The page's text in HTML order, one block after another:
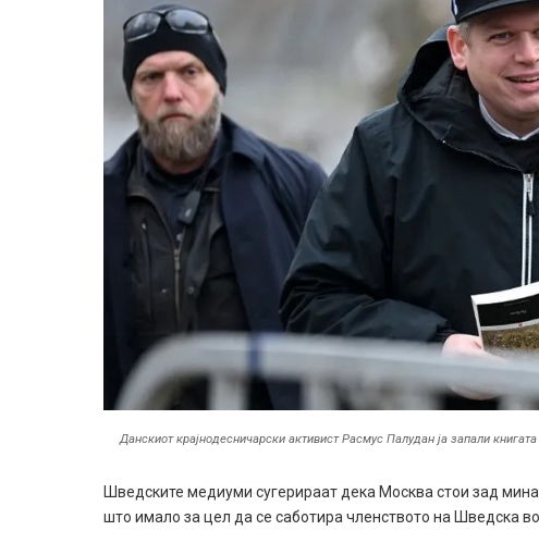
Данскиот крајнодесничарски активист Расмус Палудан ја запали
Шведските медиуми сугерираат дека Москва стои зад
што имало за цел да се саботира членството на Шведска